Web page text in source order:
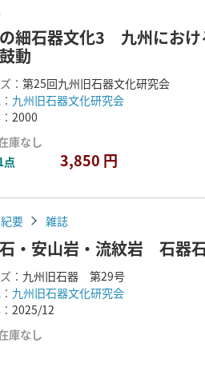
細石器文化3 九州にお
動
： 第25回九州旧石器文化研究会
九州旧石器文化研究会
2000
庫なし
点 3,850 円
要 雑誌
・安山岩・流紋岩 石器
： 九州旧石器 第29号
九州旧石器文化研究会
2025/12
庫なし